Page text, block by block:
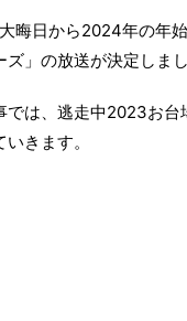
晦日から2024年の年
」の放送が決定しまし
では、逃走中2023お台
きます。